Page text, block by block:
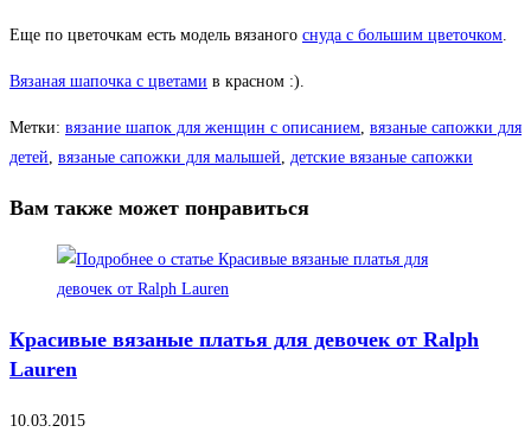
Еще по цветочкам есть модель вязаного снуда с большим цветочком.
Вязаная шапочка с цветами в красном :).
Метки: вязание шапок для женщин с описанием, вязаные сапожки для
детей, вязаные сапожки для малышей, детские вязаные сапожки
Вам также может понравиться
Красивые вязаные платья для девочек от Ralph
Lauren
10.03.2015